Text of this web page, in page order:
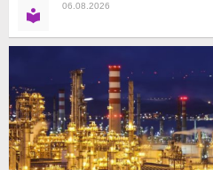
06.08.2026